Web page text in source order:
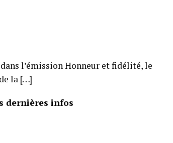
l’émission Honneur et fidélité, le
la […]
dernières infos